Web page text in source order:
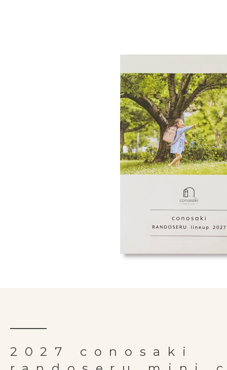
2027 conosaki